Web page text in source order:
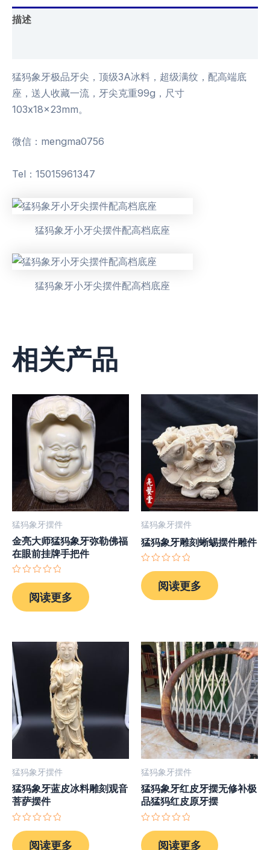
描述
猛犸象牙极品牙尖，顶级3A冰料，超级满纹，配高端底
座，送人收藏一流，牙尖克重99g，尺寸
103x18x23mm。
微信：mengma0756
Tel：15015961347
猛犸象牙小牙尖摆件配高档底座
猛犸象牙小牙尖摆件配高档底座
相关产品
猛犸象牙摆件
金亮大师猛犸象牙弥勒佛福
在眼前挂牌手把件
评
分
0
&sol;
阅读更多
猛犸象牙摆件
猛犸象牙雕刻蜥蜴摆件雕件
评
分
0
&sol;
阅读更多
猛犸象牙摆件
猛犸象牙蓝皮冰料雕刻观音
菩萨摆件
分
0
阅读更多
猛犸象牙摆件
猛犸象牙红皮牙摆无修补极
品猛犸红皮原牙摆
分
0
阅读更多